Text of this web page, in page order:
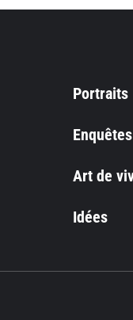
Portraits
Enquêtes
Art de
Idées